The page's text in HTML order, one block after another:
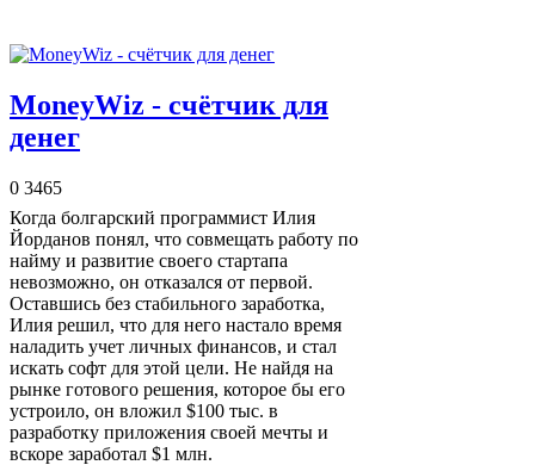
MoneyWiz - счётчик для
денег
0 3465
Когда болгарский программист Илия
Йорданов понял, что совмещать работу по
найму и развитие своего стартапа
невозможно, он отказался от первой.
Оставшись без стабильного заработка,
Илия решил, что для него настало время
наладить учет личных финансов, и стал
искать софт для этой цели. Не найдя на
рынке готового решения, которое бы его
устроило, он вложил $100 тыс. в
разработку приложения своей мечты и
вскоре заработал $1 млн.